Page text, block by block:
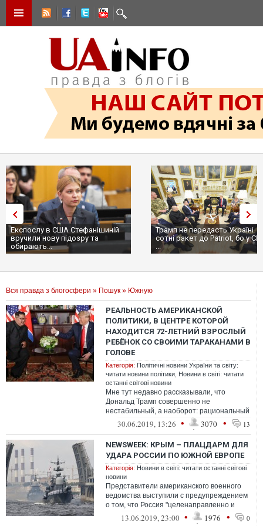
Експослу в США Стефанішиній
вручили нову підозру та
обирають...
Трамп не передасть Україні
сотні ракет до Patriot, бо у
...
Вся правда з блогосфери » Пошук » Южную
РЕАЛЬНОСТЬ АМЕРИКАНСКОЙ
ПОЛИТИКИ, В ЦЕНТРЕ КОТОРОЙ
НАХОДИТСЯ 72-ЛЕТНИЙ ВЗРОСЛЫЙ
РЕБЁНОК СО СВОИМИ ТАРАКАНАМИ В
ГОЛОВЕ
Категорія: Політичні новини України та світу:
читати новини політики Новини в світі: читати
останні світові новини
Мне тут недавно рассказывали, что
Дональд Трамп совершенно не
нестабильный, а наоборот: рациональный
и мудрый человек, у которого все ходы
30.06.2019, 13:26 • 3070 • 13
NEWSWEEK: КРЫМ – ПЛАЦДАРМ ДЛЯ
УДАРА РОССИИ ПО ЮЖНОЙ ЕВРОПЕ
Категорія: Новини в світі: читати останні світові
новини
Представители американского военного
ведомства выступили с предупреждением
о том, что Россия "целенаправленно и
систематически" укрепляет свои военные...
13.06.2019, 23:00 • 1976 • 0